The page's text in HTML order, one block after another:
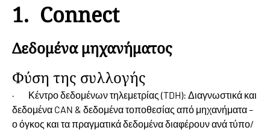
1. Connect
Δεδομένα μηχανήματος
Φύση της συλλογής
· Κέντρο δεδομένων τηλεμετρίας (TDH): Διαγνωστικά και
δεδομένα CAN & δεδομένα τοποθεσίας από μηχανήματα –
ο όγκος και τα πραγματικά δεδομένα διαφέρουν ανά τύπο/